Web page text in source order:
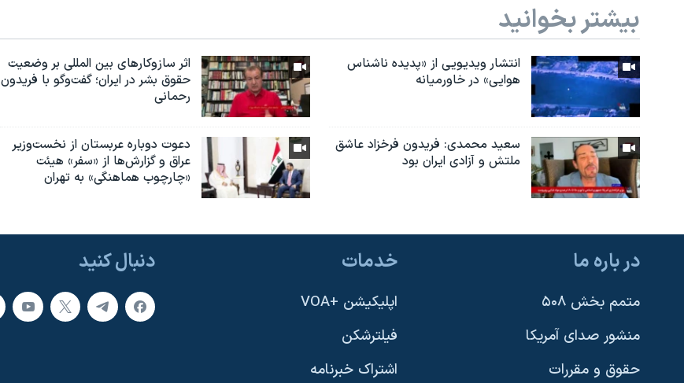
بیشتر بخوانید
انتشار ویدیویی از «پدیده‌ ناشناس
هوایی» در خاورمیانه
اثر ساز‌و‌کارهای بین المللی بر وضعیت
حقوق بشر در ایران؛ گفت‌وگو با فریدون
رحمانی
سعید محمدی: فریدون فرخزاد عاشق
ملتش و آزادی ایران بود
دعوت دوباره عربستان از نخست‌وزیر
عراق و گزارش‌ها از «سفر» هیئت
«چارچوب هماهنگی» به تهران
دنبال کنید در باره ما
متمم بخش ۵۰۸
منشور صدای آمریکا
حقوق و مقررات
خدمات
اپلیکیشن +VOA
فیلترشکن
اشتراک خبرنامه